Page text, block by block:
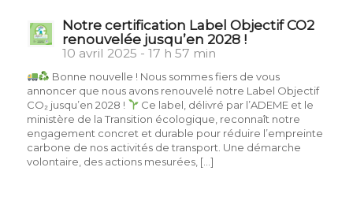
Notre certification Label Objectif CO2
renouvelée jusqu’en 2028 !
10 avril 2025 - 17 h 57 min
Bonne nouvelle ! Nous sommes fiers de vous
annoncer que nous avons renouvelé notre Label Objectif
CO₂ jusqu’en 2028 !
Ce label, délivré par l’ADEME et le
ministère de la Transition écologique, reconnaît notre
engagement concret et durable pour réduire l’empreinte
carbone de nos activités de transport. Une démarche
volontaire, des actions mesurées, […]